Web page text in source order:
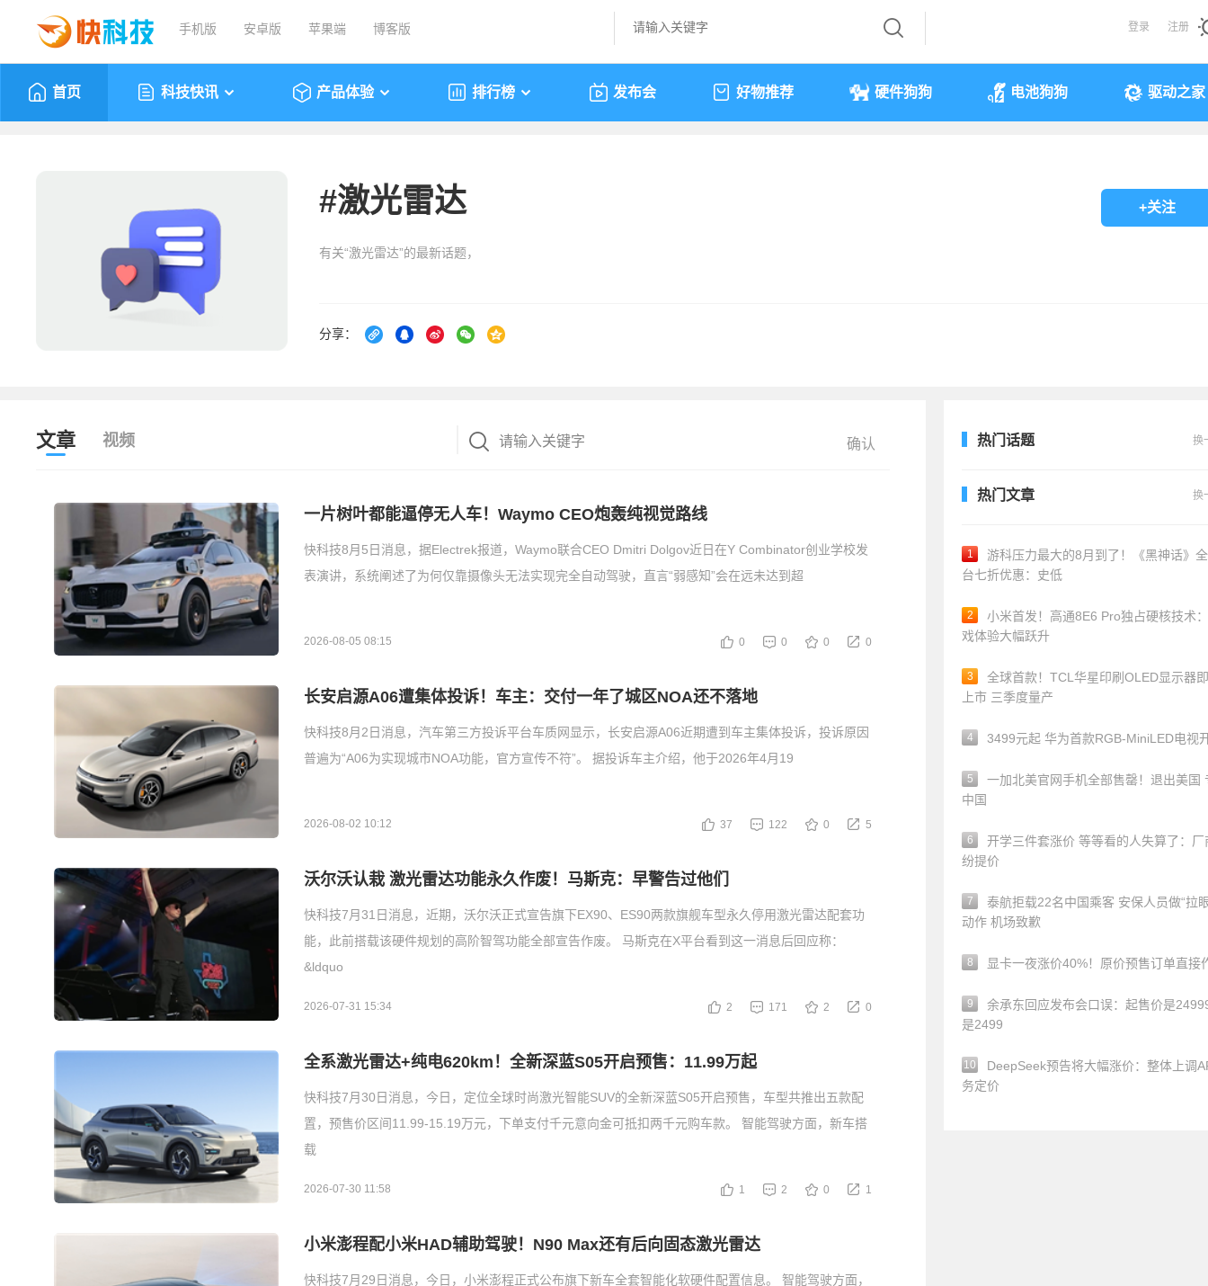
手机版 安卓版 苹果端 博客版 登录 注册
首页 科技快讯 产品体验 排行榜 发布会 好物推荐 硬件狗狗 电池狗狗 驱动之家
#激光雷达
有关“激光雷达”的最新话题，
分享：
+关注
文章 视频
一片树叶都能逼停无人车！Waymo CEO炮轰纯视觉路线
快科技8月5日消息，据Electrek报道，Waymo联合CEO Dmitri Dolgov近日在Y Combinator创业学校发
表演讲，系统阐述了为何仅靠摄像头无法实现完全自动驾驶，直言“弱感知”会在远未达到超
2026-08-05 08:15 0 0 0 0
长安启源A06遭集体投诉！车主：交付一年了城区NOA还不落地
快科技8月2日消息，汽车第三方投诉平台车质网显示，长安启源A06近期遭到车主集体投诉，投诉原因
普遍为“A06为实现城市NOA功能，官方宣传不符”。 据投诉车主介绍，他于2026年4月19
2026-08-02 10:12 37 122 0 5
沃尔沃认栽 激光雷达功能永久作废！马斯克：早警告过他们
快科技7月31日消息，近期，沃尔沃正式宣告旗下EX90、ES90两款旗舰车型永久停用激光雷达配套功
能，此前搭载该硬件规划的高阶智驾功能全部宣告作废。 马斯克在X平台看到这一消息后回应称：
&ldquo
2026-07-31 15:34 2 171 2 0
全系激光雷达+纯电620km！全新深蓝S05开启预售：11.99万起
快科技7月30日消息，今日，定位全球时尚激光智能SUV的全新深蓝S05开启预售，车型共推出五款配
置，预售价区间11.99-15.19万元，下单支付千元意向金可抵扣两千元购车款。 智能驾驶方面，新车搭
载
2026-07-30 11:58 1 2 0 1
小米澎程配小米HAD辅助驾驶！N90 Max还有后向固态激光雷达
快科技7月29日消息，今日，小米澎程正式公布旗下新车全套智能化软硬件配置信息。 智能驾驶方面，
热门话题 换
热门文章 换
1
游科压力最大的8月到了！《黑神话》
台七折优惠：史低
2
小米首发！高通8E6 Pro独占硬核技术
戏体验大幅跃升
3
全球首款！TCL华星印刷OLED显示器
上市 三季度量产
4 3499元起 华为首款RGB-MiniLED电视
5
一加北美官网手机全部售罄！退出美国
中国
6
开学三件套涨价 等等看的人失算了：厂
纷提价
7
泰航拒载22名中国乘客 安保人员做“拉
动作 机场致歉
8 显卡一夜涨价40%！原价预售订单直接
9
余承东回应发布会口误：起售价是
是2499
10
DeepSeek预告将大幅涨价：整体上调
务定价